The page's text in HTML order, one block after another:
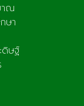
าณ
ษา
ดิษฐ์